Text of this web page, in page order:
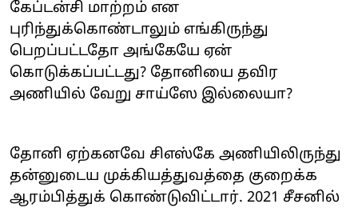
கேப்டன்சி மாற்றம் என
புரிந்துக்கொண்டாலும் எங்கிருந்து
பெறப்பட்டதோ அங்கேயே ஏன்
கொடுக்கப்பட்டது? தோனியை தவிர
அணியில் வேறு சாய்ஸே இல்லையா?
தோனி ஏற்கனவே சிஎஸ்கே அணியிலிருந்து
தன்னுடைய முக்கியத்துவத்தை குறைக்க
ஆரம்பித்துக் கொண்டுவிட்டார். 2021 சீசனில்